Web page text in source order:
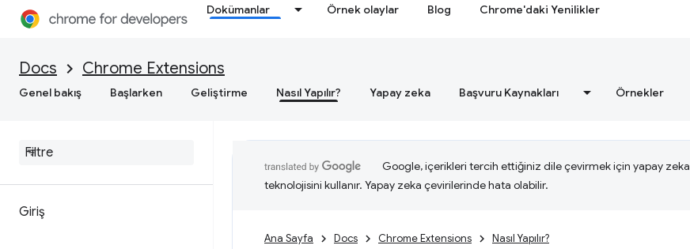
Dokümanlar Örnek olaylar Blog Chrome'daki Yenilikler
Docs Chrome Extensions
Genel bakış Başlarken Geliştirme Nasıl Yapılır? Yapay zeka Başvuru Kaynakları Örnekler
Giriş
Google, içerikleri tercih ettiğiniz dile çevirmek için yapay zeka
teknolojisini kullanır. Yapay zeka çevirilerinde hata olabilir.
Ana Sayfa Docs Chrome Extensions Nasıl Yapılır?